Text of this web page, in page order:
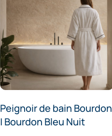
Peignoir de bain Bourdon
| Bourdon Bleu Nuit